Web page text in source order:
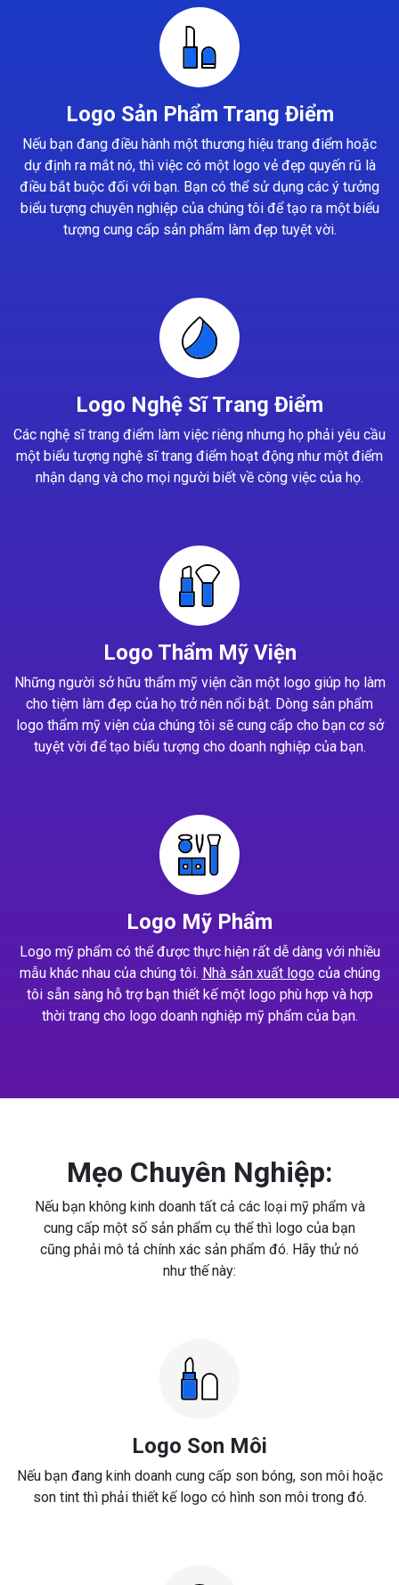
Logo Sản Phẩm Trang Điểm
Nếu bạn đang điều hành một thương hiệu trang điểm hoặc
dự định ra mắt nó, thì việc có một logo vẻ đẹp quyến rũ là
điều bắt buộc đối với bạn. Bạn có thể sử dụng các ý tưởng
biểu tượng chuyên nghiệp của chúng tôi để tạo ra một biểu
tượng cung cấp sản phẩm làm đẹp tuyệt vời.
Logo Nghệ Sĩ Trang Điểm
Các nghệ sĩ trang điểm làm việc riêng nhưng họ phải yêu cầu
một biểu tượng nghệ sĩ trang điểm hoạt động như một điểm
nhận dạng và cho mọi người biết về công việc của họ.
Logo Thẩm Mỹ Viện
Những người sở hữu thẩm mỹ viện cần một logo giúp họ làm
cho tiệm làm đẹp của họ trở nên nổi bật. Dòng sản phẩm
logo thẩm mỹ viện của chúng tôi sẽ cung cấp cho bạn cơ sở
tuyệt vời để tạo biểu tượng cho doanh nghiệp của bạn.
Logo Mỹ Phẩm
Logo mỹ phẩm có thể được thực hiện rất dễ dàng với nhiều
mẫu khác nhau của chúng tôi. Nhà sản xuất logocủa chúng
tôi sẵn sàng hỗ trợ bạn thiết kế một logo phù hợp và hợp
thời trang cho logo doanh nghiệp mỹ phẩm của bạn.
Mẹo Chuyên Nghiệp:
Nếu bạn không kinh doanh tất cả các loại mỹ phẩm và
cung cấp một số sản phẩm cụ thể thì logo của bạn
cũng phải mô tả chính xác sản phẩm đó. Hãy thử nó
như thế này:
Logo Son Môi
Nếu bạn đang kinh doanh cung cấp son bóng, son môi hoặc
son tint thì phải thiết kế logo có hình son môi trong đó.